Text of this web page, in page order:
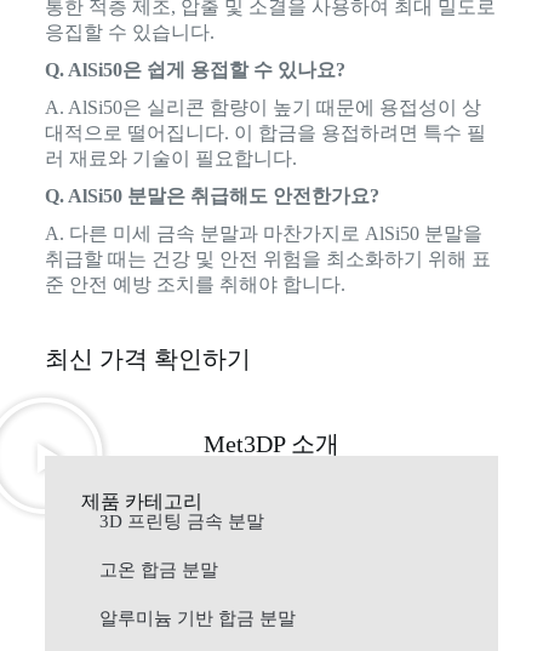
통한 적층 제조, 압출 및 소결을 사용하여 최대 밀도로
응집할 수 있습니다.
Q. AlSi50은 쉽게 용접할 수 있나요?
A. AlSi50은 실리콘 함량이 높기 때문에 용접성이 상
대적으로 떨어집니다. 이 합금을 용접하려면 특수 필
러 재료와 기술이 필요합니다.
Q. AlSi50 분말은 취급해도 안전한가요?
A. 다른 미세 금속 분말과 마찬가지로 AlSi50 분말을
취급할 때는 건강 및 안전 위험을 최소화하기 위해 표
준 안전 예방 조치를 취해야 합니다.
최신 가격 확인하기
Met3DP 소개
제품 카테고리
3D 프린팅 금속 분말
고온 합금 분말
알루미늄 기반 합금 분말